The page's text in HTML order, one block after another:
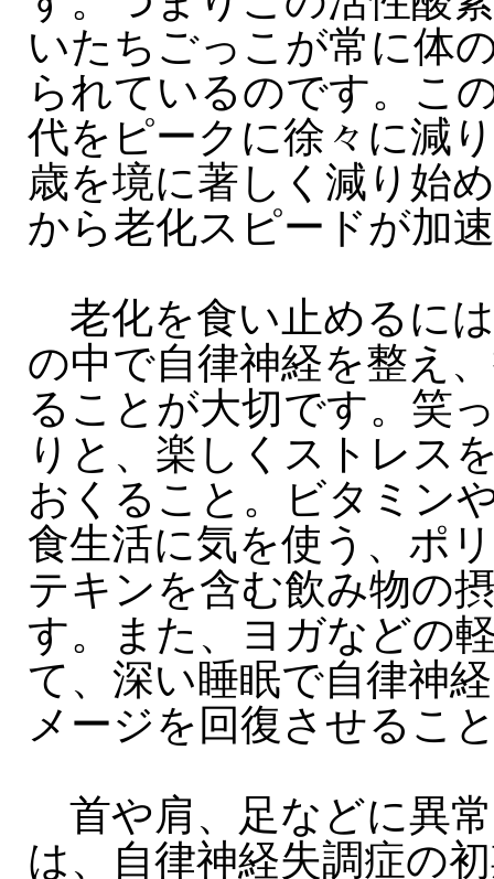
いたちごっこが常に体
られているのです。こ
代をピークに徐々に減
歳を境に著しく減り始
から老化スピードが加
老化を食い止めるに
の中で自律神経を整え
ることが大切です。笑
りと、楽しくストレス
おくること。ビタミン
食生活に気を使う、ポ
テキンを含む飲み物の
す。また、ヨガなどの
て、深い睡眠で自律神
メージを回復させるこ
首や肩、足などに異
は、自律神経失調症の